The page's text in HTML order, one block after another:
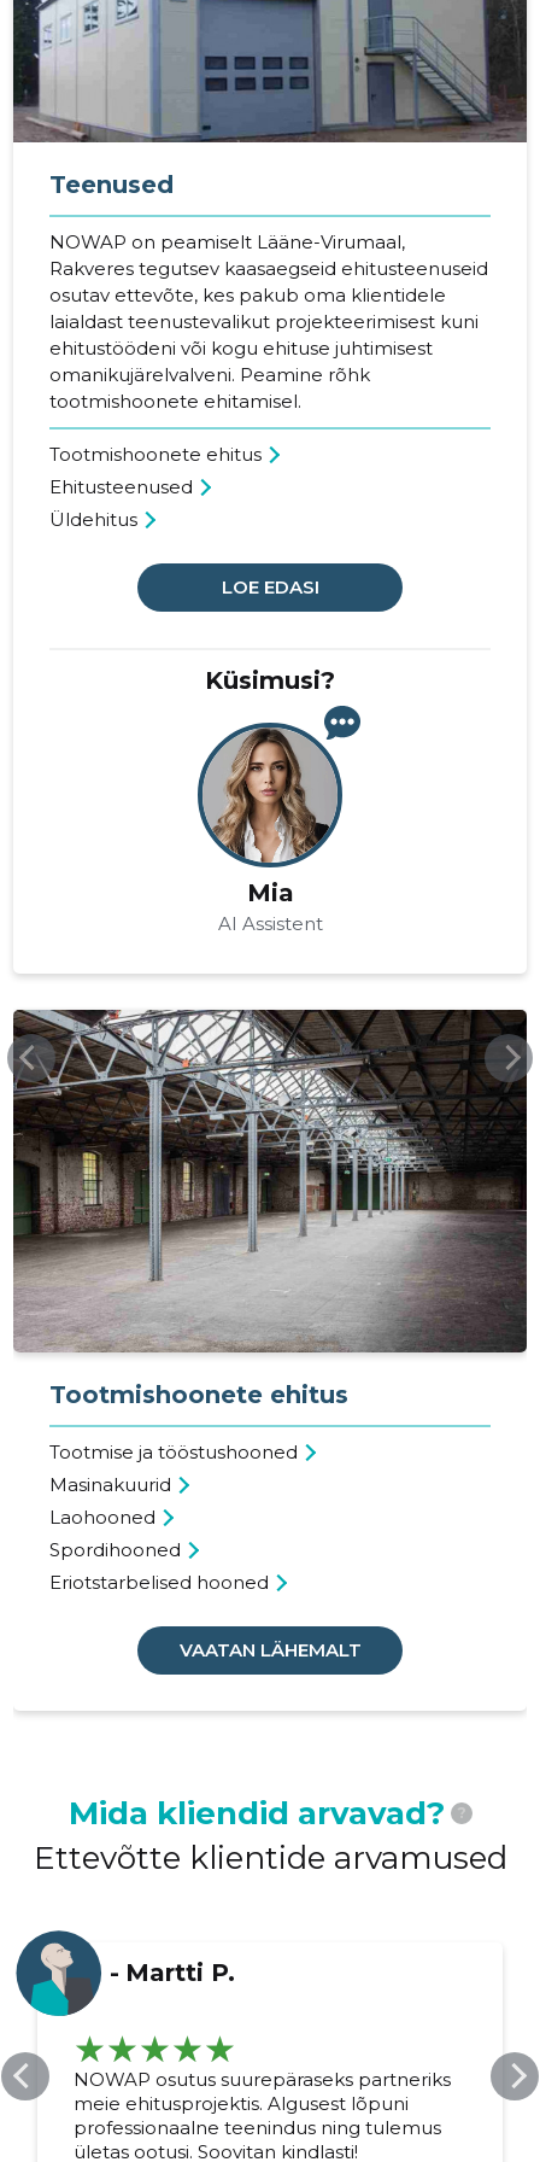
Teenused
NOWAP on peamiselt Lääne-Virumaal,
Rakveres tegutsev kaasaegseid ehitusteenuseid
osutav ettevõte, kes pakub oma klientidele
laialdast teenustevalikut projekteerimisest kuni
ehitustöödeni või kogu ehituse juhtimisest
omanikujärelvalveni. Peamine rõhk
tootmishoonete ehitamisel.
Tootmishoonete ehitus
Ehitusteenused
Üldehitus
LOE EDASI
Küsimusi?
Mia
AI Assistent
NOWAP.EE
Tootmishoonete ehitus
Tootmise ja tööstushooned
Masinakuurid
Laohooned
Spordihooned
Eriotstarbelised hooned
VAATAN LÄHEMALT
Mida kliendid arvavad? ?
Ettevõtte klientide arvamused
- Martti P.
NOWAP osutus suurepäraseks partneriks
meie ehitusprojektis. Algusest lõpuni
professionaalne teenindus ning tulemus
ületas ootusi. Soovitan kindlasti!